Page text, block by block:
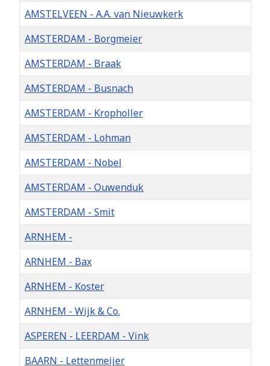
AMSTELVEEN - A.A. van Nieuwkerk
AMSTERDAM - Borgmeier
AMSTERDAM - Braak
AMSTERDAM - Busnach
AMSTERDAM - Kropholler
AMSTERDAM - Lohman
AMSTERDAM - Nobel
AMSTERDAM - Ouwenduk
AMSTERDAM - Smit
ARNHEM -
ARNHEM - Bax
ARNHEM - Koster
ARNHEM - Wijk & Co.
ASPEREN - LEERDAM - Vink
BAARN - Lettenmeijer